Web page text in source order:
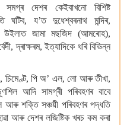
সমগ্ৰ দেশৰ কেইবাখনো বিশিষ্ট
ঘটিব, য’ত দুধেশ্বৰনাথ মন্দিৰ,
উইলাত জামা মছজিদ (আমৰোহ),
দ্ৰাক্ষৰম, ইত্যাদিকে ধৰি বিভিন্ন
চিমেণ্ট, পি অ’ এল, লো আৰু তীখা,
আদি সামগ্ৰী পৰিবহণৰ বাবে
আৰু শক্তি সঞ্চয়ী পৰিবহণৰ পদ্ধতি
আৰু দেশৰ লজিষ্টিক খৰচ কম কৰা